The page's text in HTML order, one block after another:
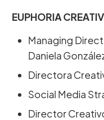
EUPHORIA
Managing
Daniela
Directora
Social Media
Director